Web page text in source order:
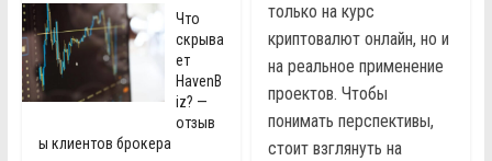
Что
скрыва
ет
HavenB
iz? —
отзыв
ы клиентов брокера
только на курс
криптовалют онлайн, но и
на реальное применение
проектов. Чтобы
понимать перспективы,
стоит взглянуть на